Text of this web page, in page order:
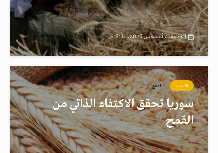
الجمعة، 7 أغسطس 2026، 6:31 ص
اقتصاد القمح
سوريا تحقق الاكتفاء الذاتي من
القمح